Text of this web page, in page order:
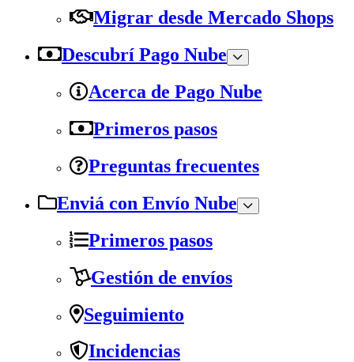
Migrar desde Mercado Shops
Descubrí Pago Nube
Acerca de Pago Nube
Primeros pasos
Preguntas frecuentes
Enviá con Envío Nube
Primeros pasos
Gestión de envíos
Seguimiento
Incidencias